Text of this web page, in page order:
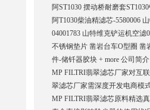
阿ST1030 摆动桥耐磨套
阿T1030柴油精滤芯-5580006
04001783 山特维克铲运机空
不锈钢垫片 凿岩台车O型圈 凿
件-储钎器胶块 + more 公司简
MP FILTRI翡翠滤芯厂家对互
翠滤芯厂家需深度开发电商模
MP FILTRI翡翠滤芯原料精选